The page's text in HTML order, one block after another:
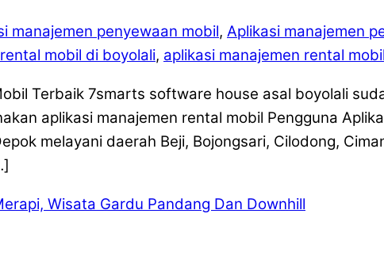
manajemen penyewaan mobil, Aplikasi manajemen
mobil di boyolali, aplikasi manajemen rental
Terbaik 7smarts software house asal boyolali
aplikasi manajemen rental mobil Pengguna
melayani daerah Beji, Bojongsari, Cilodong,